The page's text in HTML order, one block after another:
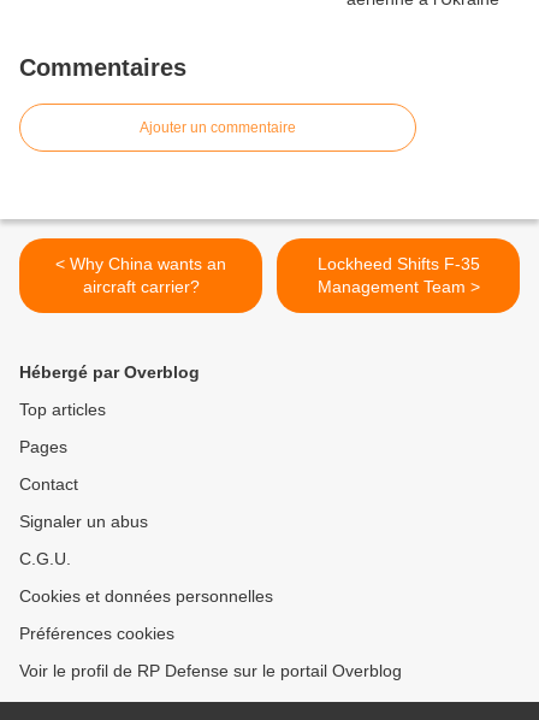
Commentaires
Ajouter un commentaire
< Why China wants an
aircraft carrier?
Lockheed Shifts F-35
Management Team >
Hébergé par Overblog
Top articles
Pages
Contact
Signaler un abus
C.G.U.
Cookies et données personnelles
Préférences cookies
Voir le profil de RP Defense sur le portail Overblog